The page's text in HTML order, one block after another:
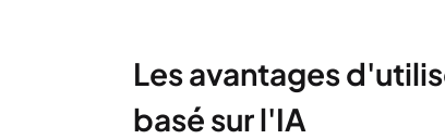
Les avantages
basé sur l'IA